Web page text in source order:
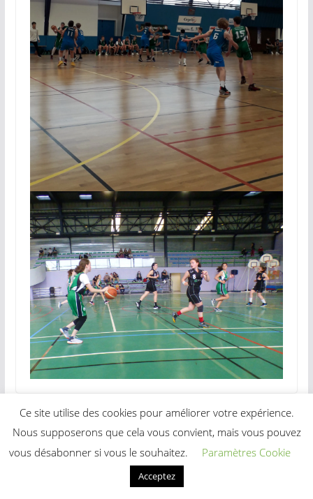
Retour des Rassemblements U12 en juin
Soirée des récompenses-Les photos
Vous pourrez aussi aimer
Ce site utilise des cookies pour améliorer votre expérience.
Nous supposerons que cela vous convient, mais vous pouvez
vous désabonner si vous le souhaitez.
Paramètres Cookie
Acceptez